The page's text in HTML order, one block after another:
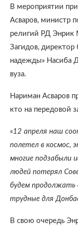
В мероприятии
Асваров, министр
религий РД Энрик
Загидов,
надежды» Насиба
вуза.
Нариман Асваров
кто на передовой
«12 апреля наш
полетел в космос,
многие подзабыли
людей потерял
будем продолжать
трудные для
В свою очередь